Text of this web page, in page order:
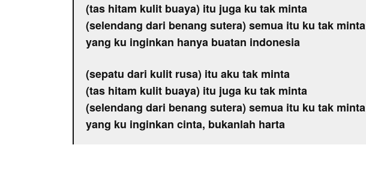
(tas hitam kulit buaya) itu juga ku tak minta
(selendang dari benang sutera) semua itu ku tak minta
yang ku inginkan hanya buatan indonesia
(sepatu dari kulit rusa) itu aku tak minta
(tas hitam kulit buaya) itu juga ku tak minta
(selendang dari benang sutera) semua itu ku tak minta
yang ku inginkan cinta, bukanlah harta